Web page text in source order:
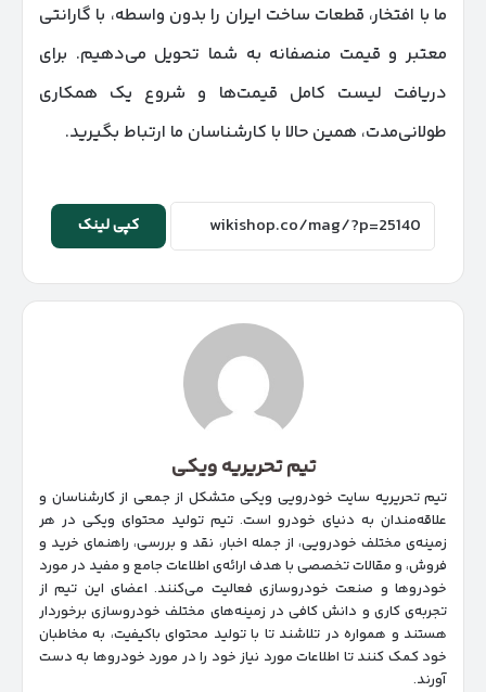
ما با افتخار، قطعات ساخت ایران را بدون واسطه، با گارانتی
معتبر و قیمت منصفانه به شما تحویل می‌دهیم. برای
دریافت لیست کامل قیمت‌ها و شروع یک همکاری
طولانی‌مدت، همین حالا با کارشناسان ما ارتباط بگیرید.
کپی لینک
تیم تحریریه ویکی
تیم تحریریه سایت خودرویی ویکی متشکل از جمعی از کارشناسان و
علاقه‌مندان به دنیای خودرو است. تیم تولید محتوای ویکی در هر
زمینه‌‌ی مختلف خودرویی، از جمله اخبار، نقد و بررسی، راهنمای خرید و
فروش، و مقالات تخصصی با هدف ارائه‌ی اطلاعات جامع و مفید در مورد
خودروها و صنعت خودروسازی فعالیت می‌کنند. اعضای این تیم از
تجربه‌ی کاری و دانش کافی در زمینه‌های مختلف خودروسازی برخوردار
هستند و همواره در تلاشند تا با تولید محتوای باکیفیت، به مخاطبان
خود کمک کنند تا اطلاعات مورد نیاز خود را در مورد خودروها به دست
آورند.